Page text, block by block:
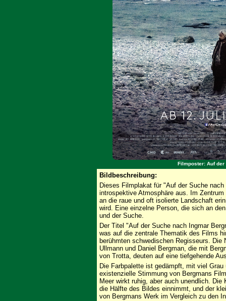
Filmposter: Auf der
Bildbeschreibung:
Dieses Filmplakat für "Auf der Suche
introspektive Atmosphäre aus. Im
an die raue und oft isolierte Landschaft
wird. Eine einzelne Person, die sich an
und der Suche.
Der Titel "Auf der Suche nach Ingmar
was auf die zentrale Thematik des Films
berühmten schwedischen Regisseurs.
Ullmann und Daniel Bergman, die mit
von Trotta, deuten auf eine tiefgehende
Die Farbpalette ist gedämpft, mit viel
existenzielle Stimmung von Bergmans
Meer wirkt ruhig, aber auch unendlich.
die Hälfte des Bildes einnimmt, und der
von Bergmans Werk im Vergleich zu den